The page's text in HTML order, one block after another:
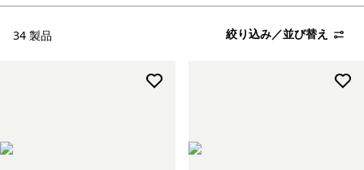
絞り込み
性別
34 製品 絞り込み／並び替え